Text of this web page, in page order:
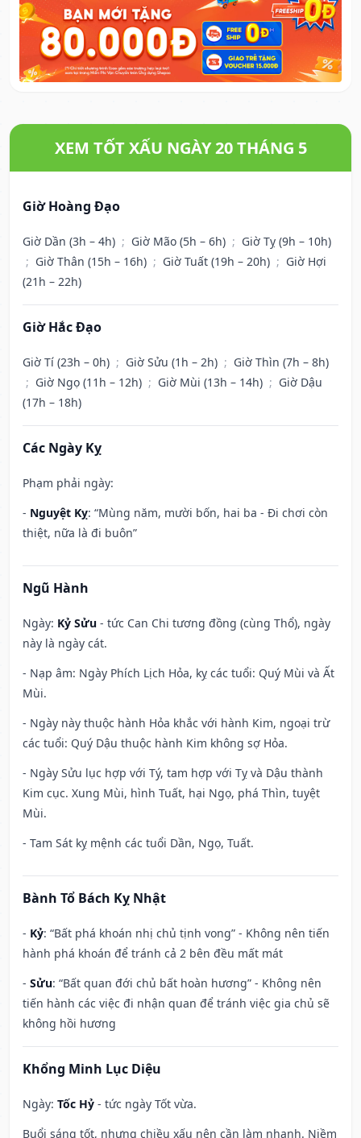
XEM TỐT XẤU NGÀY 20 THÁNG 5
Giờ Hoàng Đạo
Giờ Dần (3h – 4h) ; Giờ Mão (5h – 6h) ; Giờ Tỵ (9h – 10h)
; Giờ Thân (15h – 16h) ; Giờ Tuất (19h – 20h) ; Giờ Hợi
(21h – 22h)
Giờ Hắc Đạo
Giờ Tí (23h – 0h) ; Giờ Sửu (1h – 2h) ; Giờ Thìn (7h – 8h)
; Giờ Ngọ (11h – 12h) ; Giờ Mùi (13h – 14h) ; Giờ Dậu
(17h – 18h)
Các Ngày Kỵ
Phạm phải ngày:
- Nguyệt Kỵ: “Mùng năm, mười bốn, hai ba - Đi chơi còn
thiệt, nữa là đi buôn”
Ngũ Hành
Ngày: Kỷ Sửu - tức Can Chi tương đồng (cùng Thổ), ngày
này là ngày cát.
- Nạp âm: Ngày Phích Lịch Hỏa, kỵ các tuổi: Quý Mùi và Ất
Mùi.
- Ngày này thuộc hành Hỏa khắc với hành Kim, ngoại trừ
các tuổi: Quý Dậu thuộc hành Kim không sợ Hỏa.
- Ngày Sửu lục hợp với Tý, tam hợp với Tỵ và Dậu thành
Kim cục. Xung Mùi, hình Tuất, hại Ngọ, phá Thìn, tuyệt
Mùi.
- Tam Sát kỵ mệnh các tuổi Dần, Ngọ, Tuất.
Bành Tổ Bách Kỵ Nhật
- Kỷ: “Bất phá khoán nhị chủ tịnh vong” - Không nên tiến
hành phá khoán để tránh cả 2 bên đều mất mát
- Sửu: “Bất quan đới chủ bất hoàn hương” - Không nên
tiến hành các việc đi nhận quan để tránh việc gia chủ sẽ
không hồi hương
Khổng Minh Lục Diệu
Ngày: Tốc Hỷ - tức ngày Tốt vừa.
Buổi sáng tốt, nhưng chiều xấu nên cần làm nhanh. Niềm